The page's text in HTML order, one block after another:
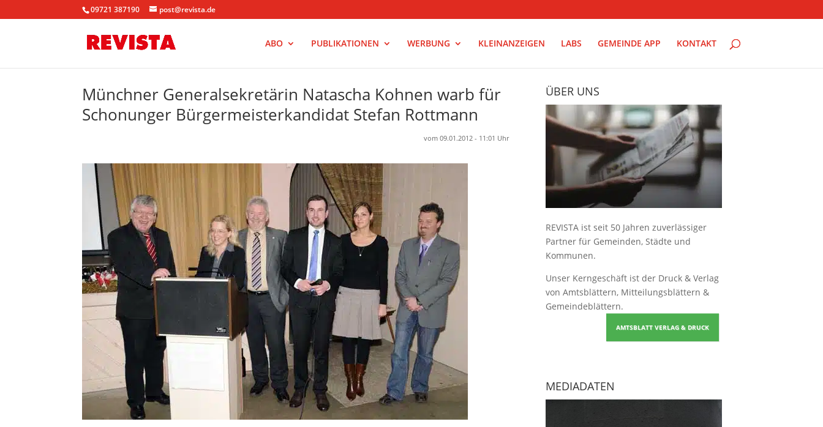
09721 387190 post@revista.de
ABO PUBLIKATIONEN WERBUNG KLEINANZEIGEN LABS GEMEINDE APP KONTAKT
Münchner Generalsekretärin Natascha Kohnen warb für
Schonunger Bürgermeisterkandidat Stefan Rottmann
vom 09.01.2012 - 11:01 Uhr
ÜBER UNS
REVISTA ist seit 50 Jahren zuverlässiger
Partner für Gemeinden, Städte und
Kommunen.
Unser Kerngeschäft ist der Druck & Verlag
von Amtsblättern, Mitteilungsblättern &
Gemeindeblättern.
AMTSBLATT VERLAG & DRUCK
MEDIADATEN